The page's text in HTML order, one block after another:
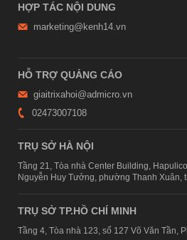
HỢP TÁC NỘI DUNG
marketing@kenh14.vn
HỖ TRỢ QUẢNG CÁO
giaitrixahoi@admicro.vn
02473007108
TRỤ SỞ HÀ NỘI
Tầng 21, Tòa nhà Center Building,
Nguyễn Huy Tưởng, phường Thanh Xuân,
TRỤ SỞ TP.HỒ CHÍ MINH
Tầng 4, Tòa nhà 123, số 127 Võ Văn Tần,